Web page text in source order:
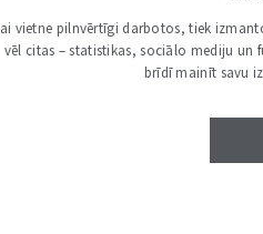
galīgajā, lasījumā
sprieduma izpildes
procesa
vietne pilnvērtīgi darbotos, tiek
vēl citas – statistikas, sociālo mediju
brīdī mainīt savu